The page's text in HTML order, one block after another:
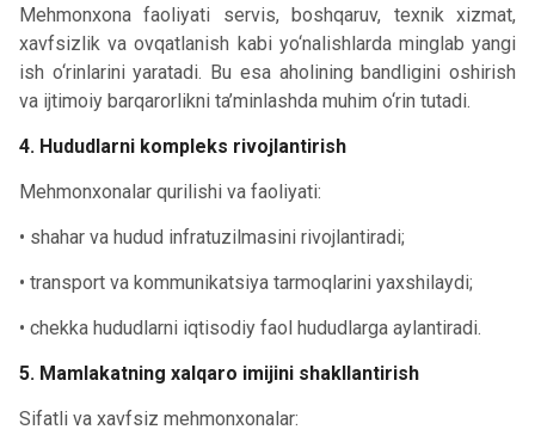
Mehmonxona faoliyati servis, boshqaruv, texnik xizmat,
xavfsizlik va ovqatlanish kabi yo‘nalishlarda minglab yangi
ish o‘rinlarini yaratadi. Bu esa aholining bandligini oshirish
va ijtimoiy barqarorlikni ta’minlashda muhim o‘rin tutadi.
4. Hududlarni kompleks rivojlantirish
Mehmonxonalar qurilishi va faoliyati:
• shahar va hudud infratuzilmasini rivojlantiradi;
• transport va kommunikatsiya tarmoqlarini yaxshilaydi;
• chekka hududlarni iqtisodiy faol hududlarga aylantiradi.
5. Mamlakatning xalqaro imijini shakllantirish
Sifatli va xavfsiz mehmonxonalar: